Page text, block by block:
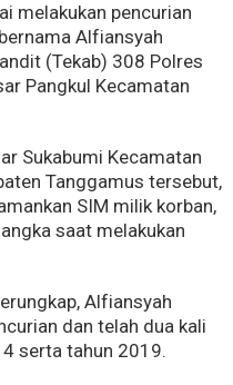
melakukan pencurian
Alfiansyah
(Tekab) 308 Polres
Pangkul Kecamatan
Sukabumi Kecamatan
Tanggamus tersebut,
SIM milik korban,
saat melakukan
Alfiansyah
dan telah dua kali
serta tahun 2019.